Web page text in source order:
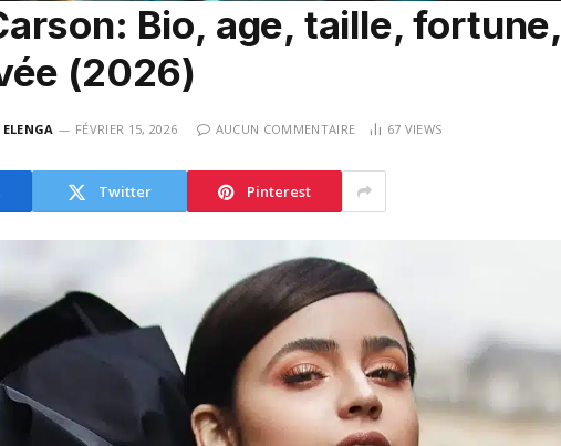
Bio, age, taille, fortune,
(2026)
FÉVRIER 15, 2026 AUCUN COMMENTAIRE 67 VIEWS
Twitter Pinterest